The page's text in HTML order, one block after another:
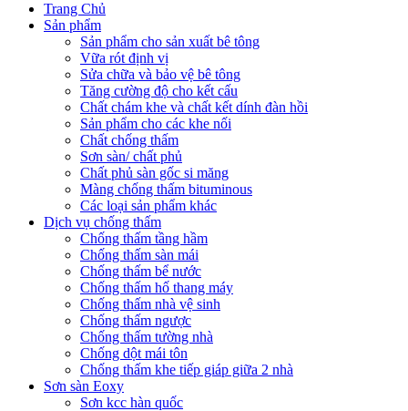
Trang Chủ
Sản phẩm
Sản phẩm cho sản xuất bê tông
Vữa rót định vị
Sửa chữa và bảo vệ bê tông
Tăng cường độ cho kết cấu
Chất chám khe và chất kết dính đàn hồi
Sản phẩm cho các khe nối
Chất chống thấm
Sơn sàn/ chất phủ
Chất phủ sàn gốc si măng
Màng chống thấm bituminous
Các loại sản phẩm khác
Dịch vụ chống thấm
Chống thấm tầng hầm
Chống thấm sàn mái
Chống thấm bể nước
Chống thấm hố thang máy
Chống thấm nhà vệ sinh
Chống thấm ngược
Chống thấm tường nhà
Chống dột mái tôn
Chống thấm khe tiếp giáp giữa 2 nhà
Sơn sàn Eoxy
Sơn kcc hàn quốc